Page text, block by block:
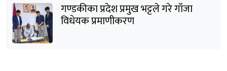
गण्डकीका प्रदेश प्रमुख भट्टले गरे गाँजा
विधेयक प्रमाणीकरण